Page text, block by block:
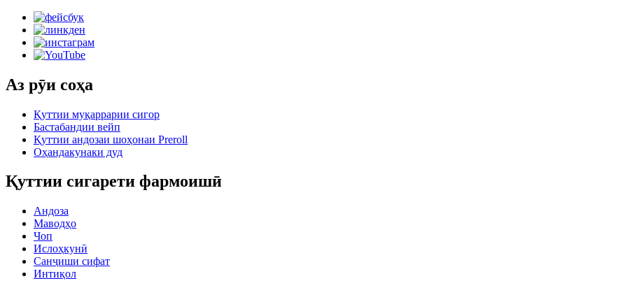
Аз рӯи соҳа
Қуттии муқаррарии сигор
Бастабандии вейп
Қуттии андозаи шоҳонаи Preroll
Оҳандакунаки дуд
Қуттии сигарети фармоишӣ
Андоза
Маводҳо
Чоп
Ислоҳкунӣ
Санҷиши сифат
Интиқол